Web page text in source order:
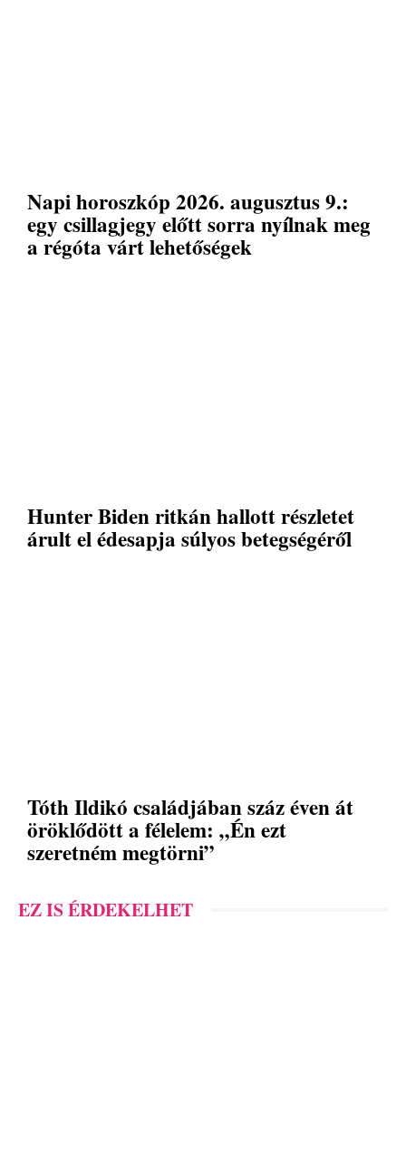
Napi horoszkóp 2026. augusztus 9.:
egy csillagjegy előtt sorra nyílnak meg
a régóta várt lehetőségek
Hunter Biden ritkán hallott részletet
árult el édesapja súlyos betegségéről
Tóth Ildikó családjában száz éven át
öröklődött a félelem: „Én ezt
szeretném megtörni”
EZ IS ÉRDEKELHET